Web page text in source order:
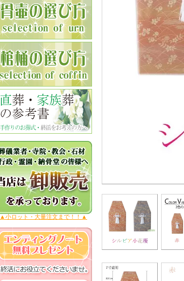
▲小ロット・大量注文まで！！▲